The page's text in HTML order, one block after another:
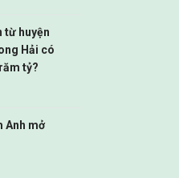
Anh mở
từ huyện
Hải có
tỷ?